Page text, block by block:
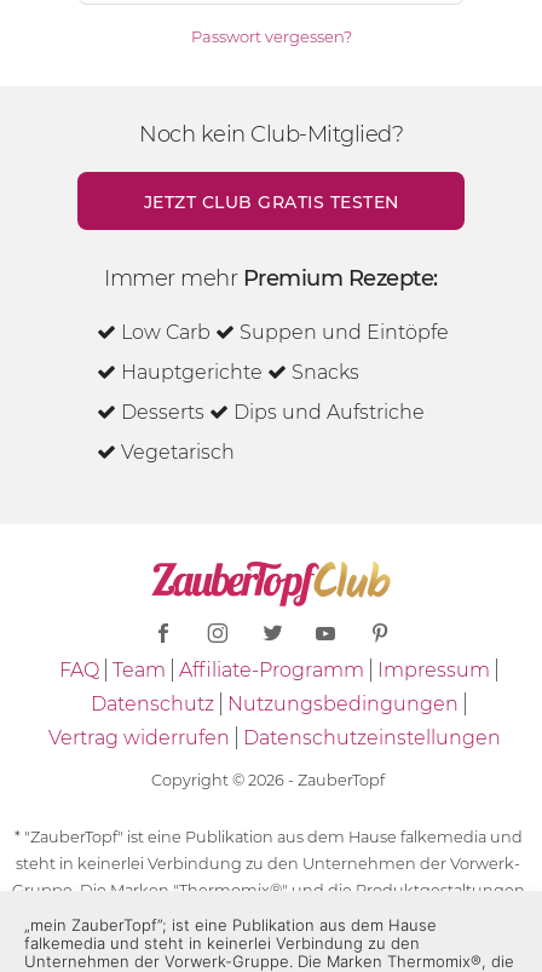
Passwort vergessen?
Noch kein Club-Mitglied?
JETZT CLUB GRATIS TESTEN
Immer mehr Premium Rezepte:
Low Carb
Suppen und Eintöpfe
Hauptgerichte
Snacks
Desserts
Dips und Aufstriche
Vegetarisch
FAQ Team Affiliate-Programm
Impressum
Datenschutz
Nutzungsbedingungen
Vertrag widerrufen
Datenschutzeinstellungen
Copyright © 2026 - ZauberTopf
* "ZauberTopf" ist eine Publikation aus dem Hause falkemedia und
steht in keinerlei Verbindung zu den Unternehmen der Vorwerk-
Gruppe. Die Marken "Thermomix®" und die Produktgestaltungen
des "Thermomix®" sind eingetragene Marken der Unternehmen
der Vorwerk-Gruppe. Die Marken Thermomix®, die Zeichen TM5®,
„mein ZauberTopf”; ist eine Publikation aus dem Hause
falkemedia und steht in keinerlei Verbindung zu den
Unternehmen der Vorwerk-Gruppe. Die Marken Thermomix®, die